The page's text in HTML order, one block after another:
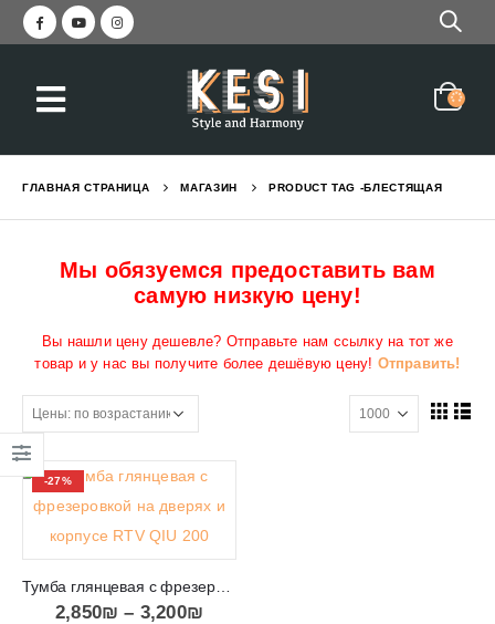
ГЛАВНАЯ СТРАНИЦА МАГАЗИН PRODUCT TAG -БЛЕСТЯЩАЯ
Мы обязуемся предоставить вам
самую низкую цену!
Вы нашли цену дешевле? Отправьте нам ссылку на тот же
товар и у нас вы получите более дешёвую цену! Отправить!
-27%
Тумба глянцевая с фрезеровкой на дверях и корпусе RTV QIU 200
2,850₪ – 3,200₪